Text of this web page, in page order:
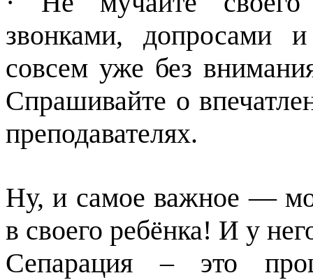
звонками, допросами
совсем уже без
Спрашивайте о
преподавателях.
Ну, и самое важное —
в своего ребёнка! И у
Сепарация – это